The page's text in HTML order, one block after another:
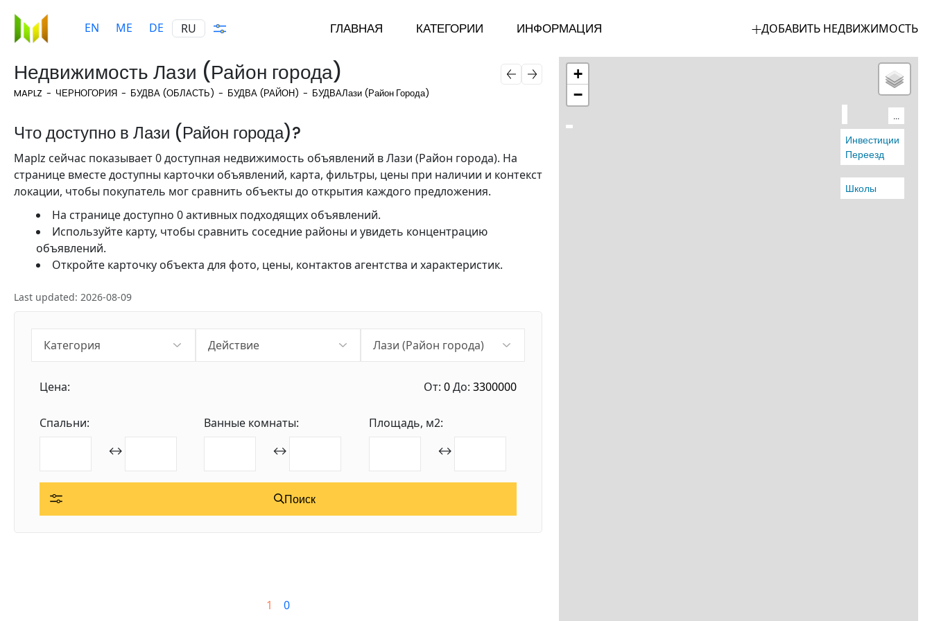
EN ME DE RU ГЛАВНАЯ КАТЕГОРИИ
НЕДВИЖИМОСТЬ
КВАРТИРА
ДОМ
ИНФОРМАЦИЯ
ПОЛИТИКА
КОНФИДЕНЦИАЛЬНОСТИ
ПРАВИЛА ПОЛЬЗОВАНИЯ
ДОБАВИТЬ НЕДВИЖИМОСТЬ
+
−
...
Инвестиции
Переезд
Школы
Недвижимость Лази (Район города)
MAPLZ ЧЕРНОГОРИЯ БУДВА (ОБЛАСТЬ) БУДВА (РАЙОН) БУДВАЛази (Район Города)
Что доступно в Лази (Район города)?
Maplz сейчас показывает 0 доступная недвижимость объявлений в Лази (Район города). На
странице вместе доступны карточки объявлений, карта, фильтры, цены при наличии и контекст
локации, чтобы покупатель мог сравнить объекты до открытия каждого предложения.
На странице доступно 0 активных подходящих объявлений.
Используйте карту, чтобы сравнить соседние районы и увидеть концентрацию
объявлений.
Откройте карточку объекта для фото, цены, контактов агентства и характеристик.
Last updated: 2026-08-09
Цена: От: 0До: 3300000
Спальни:
↔
Ванные комнаты:
↔
Площадь, м2:
↔
Поиск
1 0